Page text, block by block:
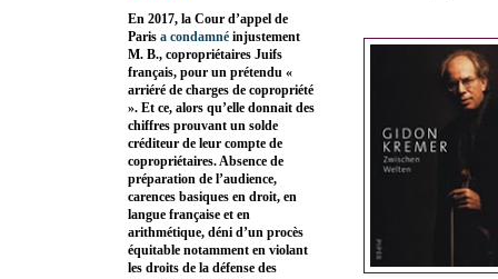
En 2017, la Cour d’appel de
Paris a condamné injustement
M. B., copropriétaires Juifs
français, pour un prétendu «
arriéré de charges de copropriété
». Et ce, alors qu’elle donnait des
chiffres prouvant un solde
créditeur de leur compte de
copropriétaires. Absence de
préparation de l’audience,
carences basiques en droit, en
langue française et en
arithmétique, déni d’un procès
équitable notamment en violant
les droits de la défense des